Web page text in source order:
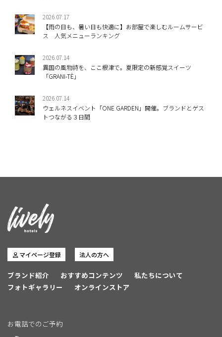
2026.07.17
【雨の日も、暑い日も快適に】お部屋で楽しむルームサービ
ス 人気メニューランキング
2026.07.14
異国の風物詩を、ここ根津で。夏限定の新感覚スイーツ
「GRANI-TÈ」
2026.07.14
ウェルネスイベント「ONE GARDEN」開催。ブランドとゲス
トつながる３日間
マイページ登録 法人の方へ
ブランド紹介 おすすめコンテンツ
私たちについて
フォトギャラリー
オンラインストア
お電話でのご予約